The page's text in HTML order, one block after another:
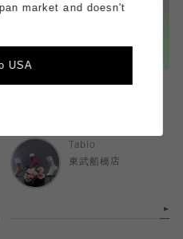
2026.04.08
Tabio
東武船橋店
market and doesn't
USA